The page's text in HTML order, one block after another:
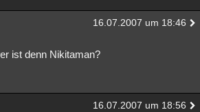
16.07.2007 um 18:46
ist denn Nikitaman?
16.07.2007 um 18:56